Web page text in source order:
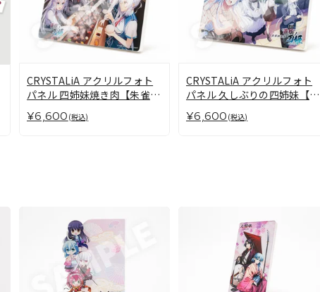
CRYSTALiA アクリルフォト
パネル 四姉妹焼き肉【朱雀四
¥6,600 (税込)
CRYSTALiA アクリルフォト
パネル 久しぶりの四姉妹【朱
¥6,600 (税込)